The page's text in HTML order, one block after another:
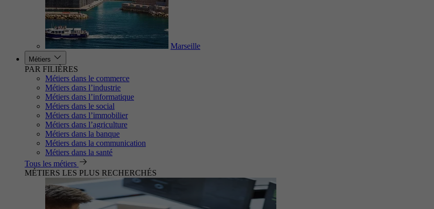
Marseille
Métiers
PAR FILIÈRES
Métiers dans le commerce
Métiers dans l’industrie
Métiers dans l’informatique
Métiers dans le social
Métiers dans l’immobilier
Métiers dans l’agriculture
Métiers dans la banque
Métiers dans la communication
Métiers dans la santé
Tous les métiers
MÉTIERS LES PLUS RECHERCHÉS